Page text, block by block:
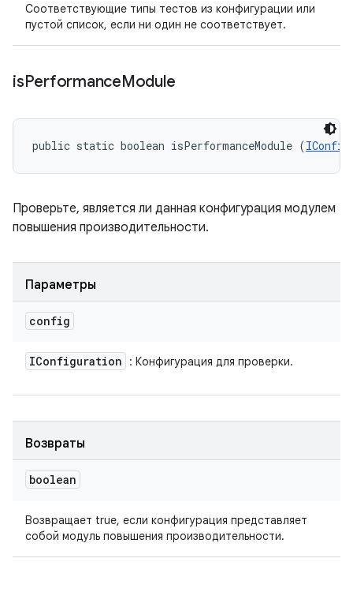
Соответствующие типы тестов из конфигурации или
пустой список, если ни один не соответствует.
isPerformanceModule
public static boolean isPerformanceModule (
Проверьте, является ли данная конфигурация модулем
повышения производительности.
Параметры
config
IConfiguration : Конфигурация для проверки.
Возвраты
boolean
Возвращает true, если конфигурация представляет
собой модуль повышения производительности.